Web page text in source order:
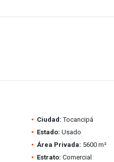
Ciudad: Tocancipá
Estado: Usado
Área Privada: 5600 m²
Estrato: Comercial